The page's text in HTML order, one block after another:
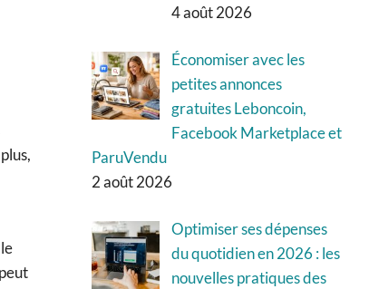
4 août 2026
Économiser avec les
petites annonces
gratuites Leboncoin,
Facebook Marketplace et
ParuVendu
2 août 2026
Optimiser ses dépenses
du quotidien en 2026 : les
nouvelles pratiques des